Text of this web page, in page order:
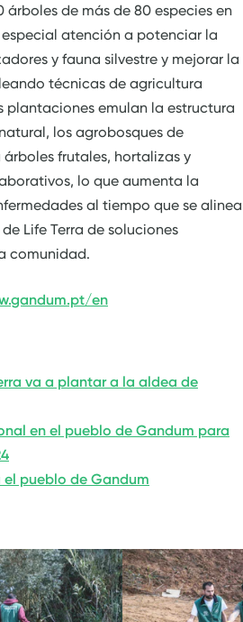
de más de 80 especies en
atención a potenciar la
y fauna silvestre y mejorar la
técnicas de agricultura
plantaciones emulan la estructura
los agrobosques de
frutales, hortalizas y
lo que aumenta la
al tiempo que se alinea
Life Terra de soluciones
comunidad.
en
va a plantar a la aldea de
en el pueblo de Gandum para
pueblo de Gandum